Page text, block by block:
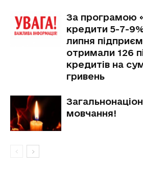
За програмою
кредити 5-7-
липня
отримали 126
кредитів на
гривень
мовчання!